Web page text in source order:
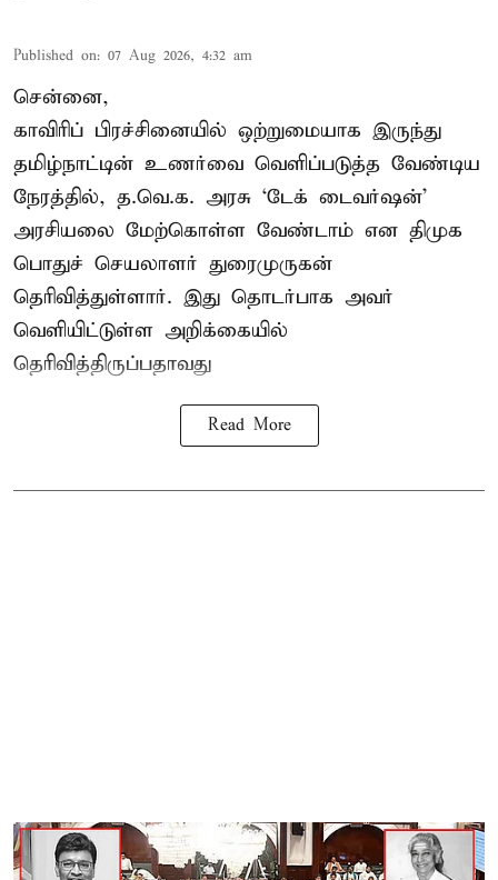
Published on: 07 Aug 2026, 4:32 am
சென்னை,
காவிரிப் பிரச்சினையில் ஒற்றுமையாக இருந்து
தமிழ்நாட்டின் உணர்வை வெளிப்படுத்த வேண்டிய
நேரத்தில், த.வெ.க. அரசு ‘டேக் டைவர்ஷன்’
அரசியலை மேற்கொள்ள வேண்டாம் என திமுக
பொதுச் செயலாளர் துரைமுருகன்
தெரிவித்துள்ளார். இது தொடர்பாக அவர்
வெளியிட்டுள்ள அறிக்கையில்
தெரிவித்திருப்பதாவது
Read More